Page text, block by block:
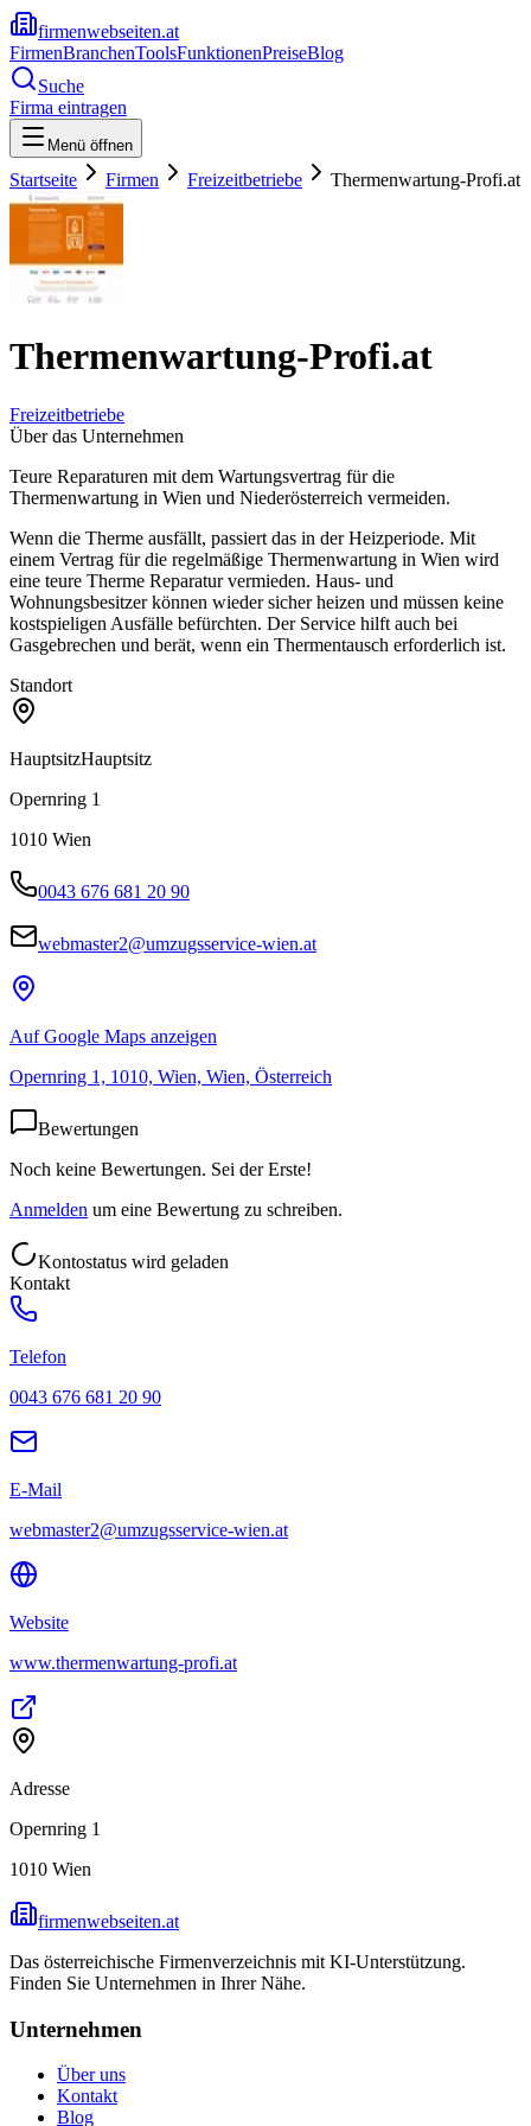
firmenwebseiten.at
FirmenBranchenToolsFunktionenPreiseBlog
Suche
Firma eintragen
Menü öffnen
Startseite Firmen Freizeitbetriebe Thermenwartung-Profi.at
Thermenwartung-Profi.at
Freizeitbetriebe
Über das Unternehmen
Teure Reparaturen mit dem Wartungsvertrag für die
Thermenwartung in Wien und Niederösterreich vermeiden.
Wenn die Therme ausfällt, passiert das in der Heizperiode. Mit
einem Vertrag für die regelmäßige Thermenwartung in Wien wird
eine teure Therme Reparatur vermieden. Haus- und
Wohnungsbesitzer können wieder sicher heizen und müssen keine
kostspieligen Ausfälle befürchten. Der Service hilft auch bei
Gasgebrechen und berät, wenn ein Thermentausch erforderlich ist.
Standort
HauptsitzHauptsitz
Opernring 1
1010 Wien
0043 676 681 20 90
webmaster2@umzugsservice-wien.at
Auf Google Maps anzeigen
Opernring 1, 1010, Wien, Wien, Österreich
Bewertungen
Noch keine Bewertungen. Sei der Erste!
Anmelden um eine Bewertung zu schreiben.
Kontostatus wird geladen
Kontakt
Telefon
0043 676 681 20 90
E-Mail
webmaster2@umzugsservice-wien.at
Website
www.thermenwartung-profi.at
Adresse
Opernring 1
1010 Wien
firmenwebseiten.at
Das österreichische Firmenverzeichnis mit KI-Unterstützung.
Finden Sie Unternehmen in Ihrer Nähe.
Unternehmen
Über uns
Kontakt
Blog